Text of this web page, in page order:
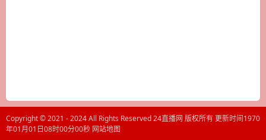
Copyright © 2021 - 2024 All Rights Reserved 24直播网 版权所有 更新时间1970
年01月01日08时00分00秒 网站地图